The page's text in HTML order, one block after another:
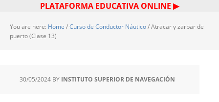
PLATAFORMA EDUCATIVA ONLINE ▶
You are here: Home /Curso de Conductor Náutico/Atracar y zarpar de
puerto (Clase 13)
30/05/2024 BY INSTITUTO SUPERIOR DE NAVEGACIÓN